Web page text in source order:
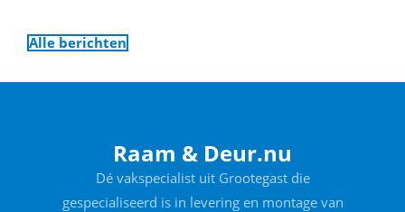
Alle berichten
Raam & Deur.nu
Dé vakspecialist uit Grootegast die
gespecialiseerd is in levering en montage van